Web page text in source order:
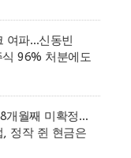
여파…신동빈
96% 처분에도
8개월째 미확정…
, 정작 쥔 현금은